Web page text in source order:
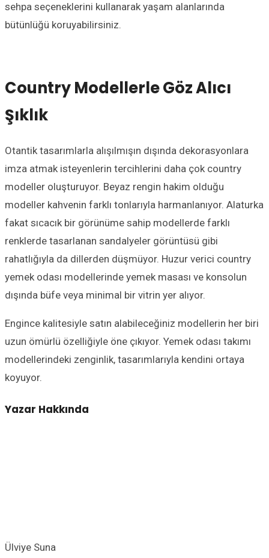
sehpa seçeneklerini kullanarak yaşam alanlarında
bütünlüğü koruyabilirsiniz.
Country Modellerle Göz Alıcı
Şıklık
Otantik tasarımlarla alışılmışın dışında dekorasyonlara
imza atmak isteyenlerin tercihlerini daha çok country
modeller oluşturuyor. Beyaz rengin hakim olduğu
modeller kahvenin farklı tonlarıyla harmanlanıyor. Alaturka
fakat sıcacık bir görünüme sahip modellerde farklı
renklerde tasarlanan sandalyeler görüntüsü gibi
rahatlığıyla da dillerden düşmüyor. Huzur verici country
yemek odası modellerinde yemek masası ve konsolun
dışında büfe veya minimal bir vitrin yer alıyor.
Engince kalitesiyle satın alabileceğiniz modellerin her biri
uzun ömürlü özelliğiyle öne çıkıyor. Yemek odası takımı
modellerindeki zenginlik, tasarımlarıyla kendini ortaya
koyuyor.
Yazar Hakkında
Ülviye Suna